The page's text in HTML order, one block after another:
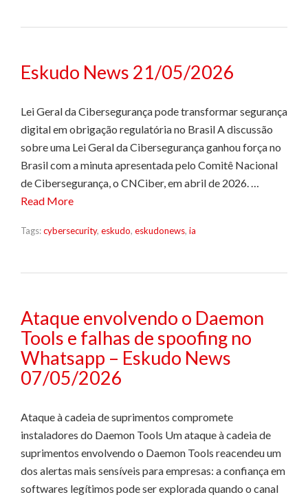
Eskudo News 21/05/2026
Lei Geral da Cibersegurança pode transformar segurança
digital em obrigação regulatória no Brasil A discussão
sobre uma Lei Geral da Cibersegurança ganhou força no
Brasil com a minuta apresentada pelo Comitê Nacional
de Cibersegurança, o CNCiber, em abril de 2026. …
Read More
Tags:cybersecurity, eskudo, eskudonews, ia
Ataque envolvendo o Daemon
Tools e falhas de spoofing no
Whatsapp – Eskudo News
07/05/2026
Ataque à cadeia de suprimentos compromete
instaladores do Daemon Tools Um ataque à cadeia de
suprimentos envolvendo o Daemon Tools reacendeu um
dos alertas mais sensíveis para empresas: a confiança em
softwares legítimos pode ser explorada quando o canal